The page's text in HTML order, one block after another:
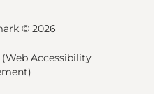
© 2026
(Web Accessibility